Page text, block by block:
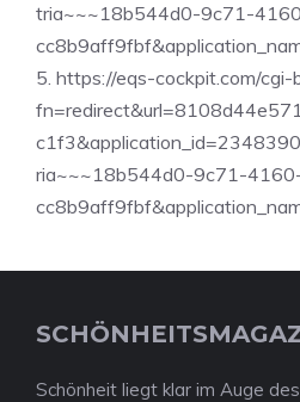
tria~~~18b544d0-9c71-
5. https://eqs-cockpit.com/cgi-
ria~~~18b544d0-9c71-
Schönheit liegt klar im Auge